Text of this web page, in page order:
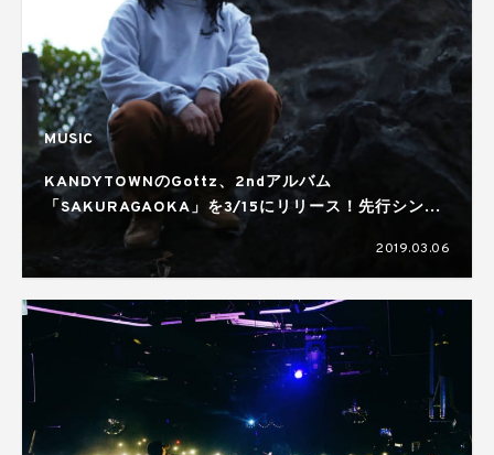
MUSIC
KANDYTOWNのGottz、2ndアルバム
「SAKURAGAOKA」を3/15にリリース！先行シング
ルにはShurkn PapとMUDが参加
2019.03.06